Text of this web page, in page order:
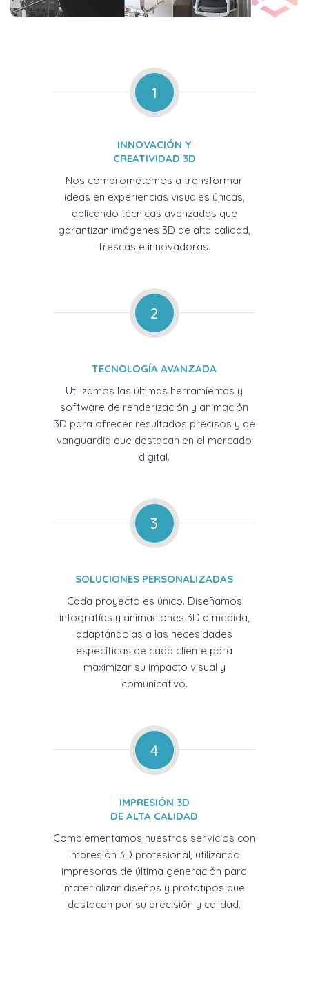
1
INNOVACIÓN Y
CREATIVIDAD 3D
Nos comprometemos a transformar
ideas en experiencias visuales únicas,
aplicando técnicas avanzadas que
garantizan imágenes 3D de alta calidad,
frescas e innovadoras.
2
TECNOLOGÍA AVANZADA
Utilizamos las últimas herramientas y
software de renderización y animación
3D para ofrecer resultados precisos y de
vanguardia que destacan en el mercado
digital.
3
SOLUCIONES PERSONALIZADAS
Cada proyecto es único. Diseñamos
infografías y animaciones 3D a medida,
adaptándolas a las necesidades
específicas de cada cliente para
maximizar su impacto visual y
comunicativo.
4
IMPRESIÓN 3D
DE ALTA CALIDAD
Complementamos nuestros servicios con
impresión 3D profesional, utilizando
impresoras de última generación para
materializar diseños y prototipos que
destacan por su precisión y calidad.